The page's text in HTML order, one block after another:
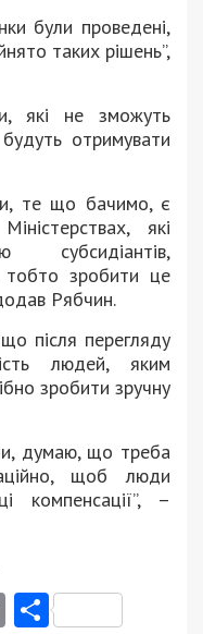
були проведені,
таких рішень”,
які не зможуть
отримувати
те що бачимо, є
які
субсидіантів,
тобто зробити це
Рябчин.
після перегляду
людей, яким
зробити зручну
думаю, що треба
щоб люди
компенсації”, –
Email